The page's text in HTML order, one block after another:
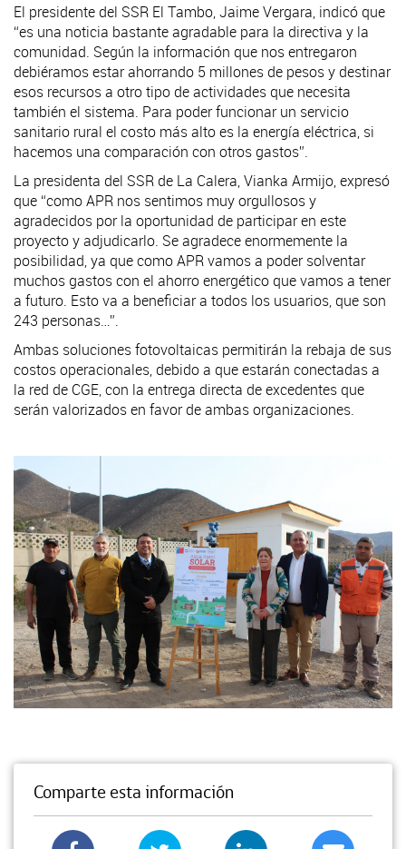
El presidente del SSR El Tambo, Jaime Vergara, indicó que
“es una noticia bastante agradable para la directiva y la
comunidad. Según la información que nos entregaron
debiéramos estar ahorrando 5 millones de pesos y destinar
esos recursos a otro tipo de actividades que necesita
también el sistema. Para poder funcionar un servicio
sanitario rural el costo más alto es la energía eléctrica, si
hacemos una comparación con otros gastos”.
La presidenta del SSR de La Calera, Vianka Armijo, expresó
que “como APR nos sentimos muy orgullosos y
agradecidos por la oportunidad de participar en este
proyecto y adjudicarlo. Se agradece enormemente la
posibilidad, ya que como APR vamos a poder solventar
muchos gastos con el ahorro energético que vamos a tener
a futuro. Esto va a beneficiar a todos los usuarios, que son
243 personas…”.
Ambas soluciones fotovoltaicas permitirán la rebaja de sus
costos operacionales, debido a que estarán conectadas a
la red de CGE, con la entrega directa de excedentes que
serán valorizados en favor de ambas organizaciones.
Comparte esta información